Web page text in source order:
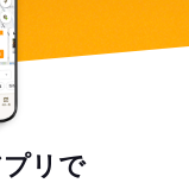
リで